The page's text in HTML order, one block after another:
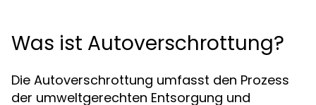
Was ist Autoverschrottung?
Die Autoverschrottung umfasst den Prozess
der umweltgerechten Entsorgung und